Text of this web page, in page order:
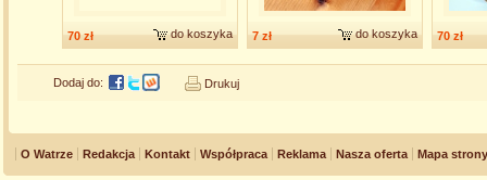
70 zł do koszyka 7 zł do koszyka 70 zł
Dodaj do: Drukuj
O Watrze Redakcja Kontakt Współpraca Reklama Nasza oferta Mapa strony